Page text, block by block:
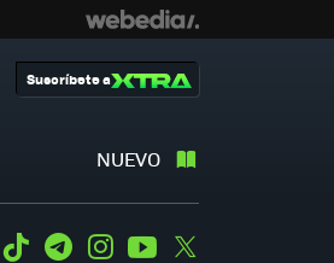
NUEVO
Suscríbete a
WhatsApp
Tiktok TelegramInstagramYoutube